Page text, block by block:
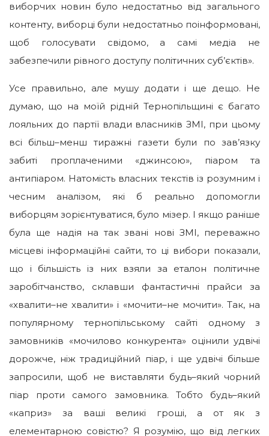
виборчих новин було недостатньо від загального
контенту, виборці були недостатньо поінформовані,
щоб голосувати свідомо, а самі медіа не
забезпечили рівного доступу політичних суб’єктів».
Усе правильно, але мушу додати і ще дещо. Не
думаю, що на моїй рідній Тернопільщині є багато
лояльних до партії влади власників ЗМІ, при цьому
всі більш–менш тиражні газети були по зав’язку
забиті проплаченими «джинсою», піаром та
антипіаром. Натомість власних текстів iз розумним і
чесним аналізом, які б реально допомогли
виборцям зорієнтуватися, було мізер. І якщо раніше
була ще надія на так звані нові ЗМІ, переважно
місцеві інформаційні сайти, то ці вибори показали,
що і більшість iз них взяли за еталон політичне
заробітчанство, склавши фантастичні прайси за
«хвалити–не хвалити» і «мочити–не мочити». Так, на
популярному тернопільському сайті одному з
замовників «мочилово конкурента» оцінили удвічі
дорожче, ніж традиційний піар, і ще удвічі більше
запросили, щоб не виставляти будь–який чорний
піар проти самого замовника. Тобто будь–який
«каприз» за ваші великі гроші, а от як з
елементарною совістю? Я розумію, що від легких